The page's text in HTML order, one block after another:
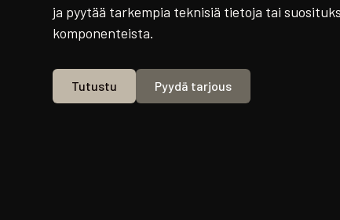
ja pyytää tarkempia teknisiä tietoja tai
komponenteista.
Tutustu Pyydä tarjous